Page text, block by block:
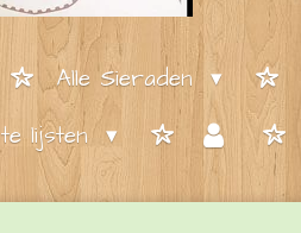
Alle Sieraden
lijsten